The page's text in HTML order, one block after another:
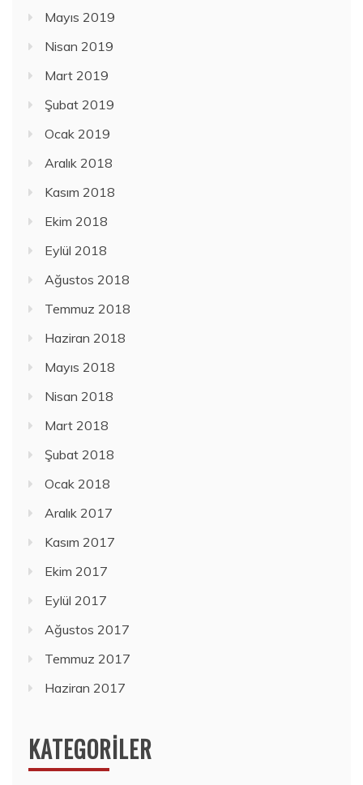
Mayıs 2019
Nisan 2019
Mart 2019
Şubat 2019
Ocak 2019
Aralık 2018
Kasım 2018
Ekim 2018
Eylül 2018
Ağustos 2018
Temmuz 2018
Haziran 2018
Mayıs 2018
Nisan 2018
Mart 2018
Şubat 2018
Ocak 2018
Aralık 2017
Kasım 2017
Ekim 2017
Eylül 2017
Ağustos 2017
Temmuz 2017
Haziran 2017
KATEGORILER